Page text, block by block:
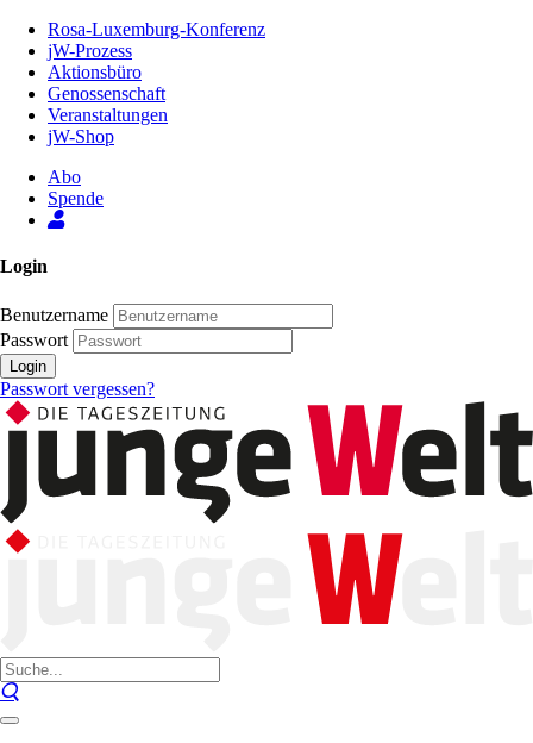
Inhalt
Seite
Rosa-Luxemburg-Konferenz
jW-Prozess
Aktionsbüro
Genossenschaft
Veranstaltungen
jW-Shop
Abo
Spende
Login
Benutzername
Passwort
Login
Passwort vergessen?